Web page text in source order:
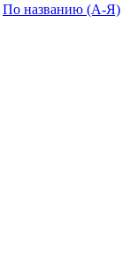
По названию (А-Я)